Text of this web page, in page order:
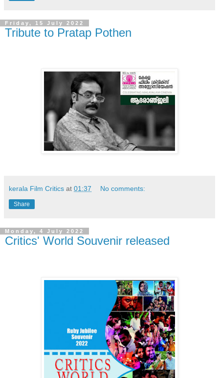
Friday, 15 July 2022
Tribute to Pratap Pothen
kerala Film Critics at 01:37 No comments:
Share
Monday, 4 July 2022
Critics' World Souvenir released